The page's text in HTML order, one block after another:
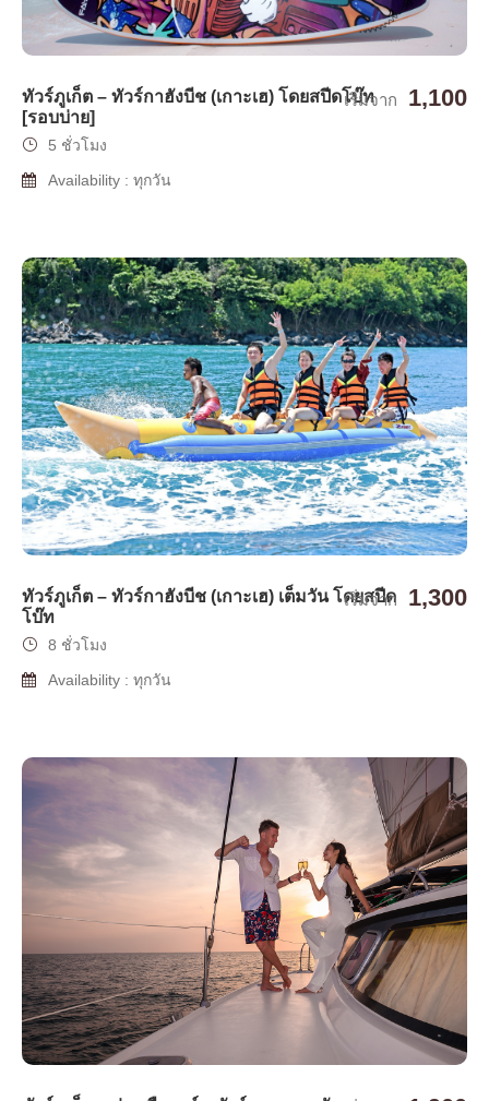
ทัวร์ภูเก็ต – ทัวร์กาฮังบีช (เกาะเฮ) โดยสปีดโบ๊ท
[รอบบ่าย]
เริ่มจาก 1,100
5 ชั่วโมง
Availability : ทุกวัน
ทัวร์ภูเก็ต – ทัวร์กาฮังบีช (เกาะเฮ) เต็มวัน โดยสปีด
โบ๊ท
เริ่มจาก 1,300
8 ชั่วโมง
Availability : ทุกวัน